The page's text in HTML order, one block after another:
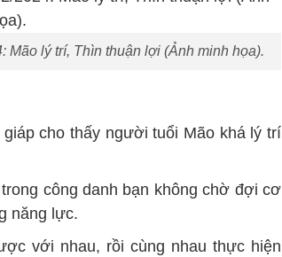
Mão lý trí, Thìn thuận lợi (Ảnh minh họa).
cho thấy người tuổi Mão khá lý trí
công danh bạn không chờ đợi cơ
năng lực.
với nhau, rồi cùng nhau thực hiện